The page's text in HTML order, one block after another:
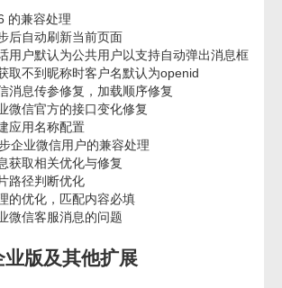
的兼容处理
后自动刷新当前页面
用户默认为公共用户以支持自动弹出消息框
取不到昵称时客户名默认为openid
消息传参修复，加载顺序修复
微信官方的接口变化修复
应用名称配置
企业微信用户的兼容处理
获取相关优化与修复
路径判断优化
的优化，匹配内容必填
微信客服消息的问题
版及其他扩展